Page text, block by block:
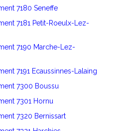
7180 Seneffe
7181 Petit-Roeulx-Lez-
7190 Marche-Lez-
7191 Ecaussinnes-Lalaing
7300 Boussu
7301 Hornu
7320 Bernissart